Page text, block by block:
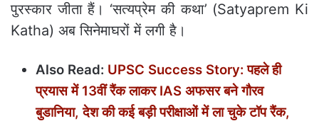
पुरस्कार जीता हैं। ‘सत्यप्रेम की कथा’ (Satyaprem Ki
Katha) अब सिनेमाघरों में लगी है।
Also Read: UPSC Success Story: पहले ही
प्रयास में 13वीं रैंक लाकर IAS अफसर बने गौरव
बुडानिया, देश की कई बड़ी परीक्षाओं में ला चुके टॉप रैंक,